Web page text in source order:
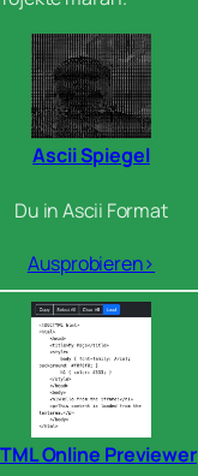
Ascii Spiegel
Du in Ascii Format
Ausprobieren>
Online Previewer